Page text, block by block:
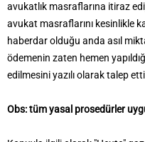
avukatlık masraflarına itiraz
avukat masraflarını kesinlikle
haberdar olduğu anda asıl
ödemenin zaten hemen
edilmesini yazılı olarak talep
Obs: tüm yasal prosedürler